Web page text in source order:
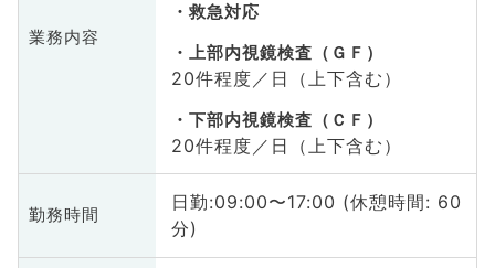
業務内容
救急対応
上部内視鏡検査（ＧＦ）
20件程度／日（上下含む）
下部内視鏡検査（ＣＦ）
20件程度／日（上下含む）
勤務時間
日勤:09:00〜17:00 (休憩時間: 60
分)